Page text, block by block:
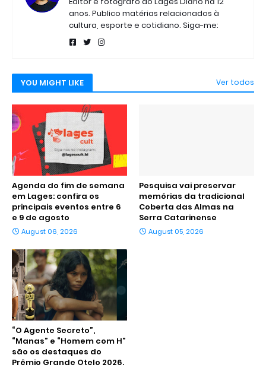
anos. Publico matérias relacionados à
cultura, esporte e cotidiano. Siga-me:
YOU MIGHT LIKE Ver todos
Agenda do fim de semana
em Lages: confira os
principais eventos entre 6
e 9 de agosto
August 06, 2026
Pesquisa vai preservar
memórias da tradicional
Coberta das Almas na
Serra Catarinense
August 05, 2026
“O Agente Secreto”,
“Manas” e “Homem com H”
são os destaques do
Prêmio Grande Otelo 2026.